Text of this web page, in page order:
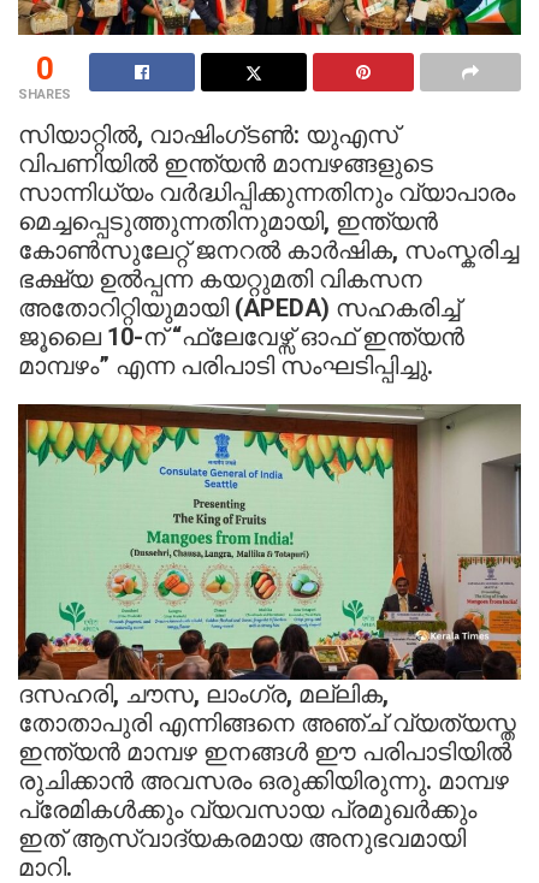
0
SHARES
സിയാറ്റിൽ, വാഷിംഗ്ടൺ: യുഎസ്
വിപണിയിൽ ഇന്ത്യൻ മാമ്പഴങ്ങളുടെ
സാന്നിധ്യം വർദ്ധിപ്പിക്കുന്നതിനും വ്യാപാരം
മെച്ചപ്പെടുത്തുന്നതിനുമായി, ഇന്ത്യൻ
കോൺസുലേറ്റ് ജനറൽ കാർഷിക, സംസ്കരിച്ച
ഭക്ഷ്യ ഉൽപ്പന്ന കയറ്റുമതി വികസന
അതോറിറ്റിയുമായി (APEDA) സഹകരിച്ച്
ജൂലൈ 10-ന് “ഫ്ലേവേഴ്സ് ഓഫ് ഇന്ത്യൻ
മാമ്പഴം” എന്ന പരിപാടി സംഘടിപ്പിച്ചു.
ദസഹരി, ചൗസ, ലാംഗ്ര, മല്ലിക,
തോതാപുരി എന്നിങ്ങനെ അഞ്ച് വ്യത്യസ്ത
ഇന്ത്യൻ മാമ്പഴ ഇനങ്ങൾ ഈ പരിപാടിയിൽ
രുചിക്കാൻ അവസരം ഒരുക്കിയിരുന്നു. മാമ്പഴ
പ്രേമികൾക്കും വ്യവസായ പ്രമുഖർക്കും
ഇത് ആസ്വാദ്യകരമായ അനുഭവമായി
മാറി.